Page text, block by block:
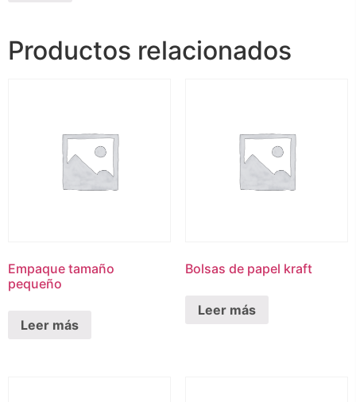
Productos relacionados
Empaque tamaño
pequeño
Leer más
Bolsas de papel kraft
Leer más